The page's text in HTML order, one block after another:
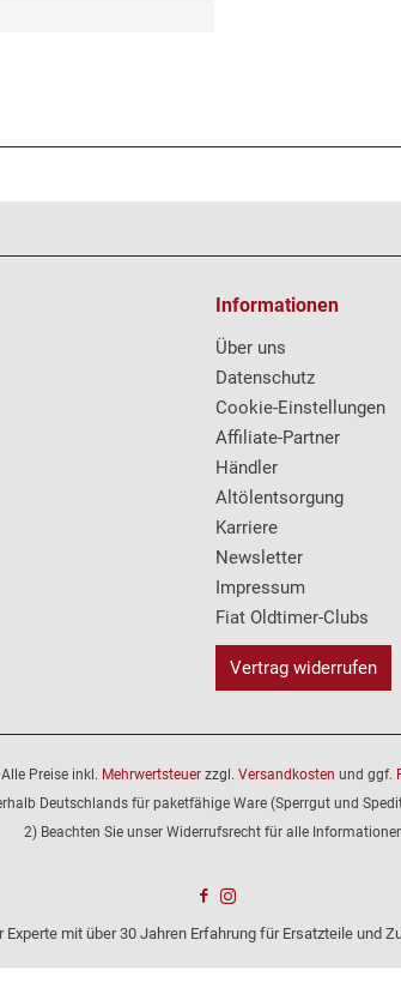
Informationen
Über uns
Datenschutz
Cookie-Einstellungen
Affiliate-Partner
Händler
Altölentsorgung
Karriere
Newsletter
Impressum
Fiat Oldtimer-Clubs
Vertrag widerrufen
Preise inkl. Mehrwertsteuer zzgl. Versandkosten und ggf.
Deutschlands für paketfähige Ware (Sperrgut und
2) Beachten Sie unser Widerrufsrecht für alle
mit über 30 Jahren Erfahrung für Ersatzteile und